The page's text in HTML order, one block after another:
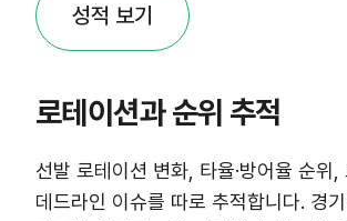
성적 보기
로테이션과 순위 추적
선발 로테이션 변화, 타율·방어율 순위,
데드라인 이슈를 따로 추적합니다. 경